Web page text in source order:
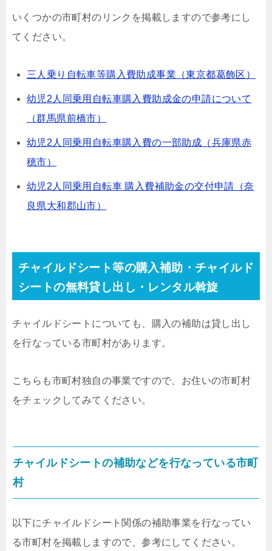
いくつかの市町村のリンクを掲載しますので参考にし
てください。
三人乗り自転車等購入費助成事業（東京都葛飾区）
幼児2人同乗用自転車購入費助成金の申請について
（群馬県前橋市）
幼児2人同乗用自転車購入費の一部助成（兵庫県赤
穂市）
幼児2人同乗用自転車 購入費補助金の交付申請（奈
良県大和郡山市）
チャイルドシート等の購入補助・チャイルド
シートの無料貸し出し・レンタル斡旋
チャイルドシートについても、購入の補助は貸し出し
を行なっている市町村があります。
こちらも市町村独自の事業ですので、お住いの市町村
をチェックしてみてください。
チャイルドシートの補助などを行なっている市町
村
以下にチャイルドシート関係の補助事業を行なってい
る市町村を掲載しますので、参考にしてください。